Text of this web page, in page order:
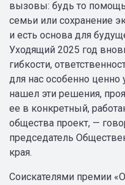
вызовы: будь то
семьи или сохранение
и есть основа для
Уходящий 2025 год
гибкости,
для нас особенно ценно
нашел эти решения,
ее в конкретный,
общества проект, —
председатель
края.
Соискателями премии